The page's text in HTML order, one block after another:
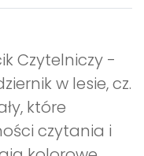
Czytelniczy -
w lesie, cz.
które
czytania i